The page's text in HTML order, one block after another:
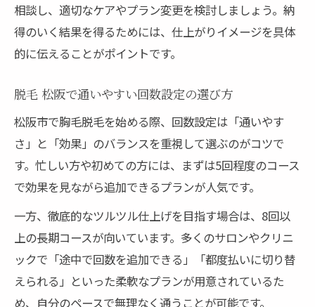
相談し、適切なケアやプラン変更を検討しましょう。納
得のいく結果を得るためには、仕上がりイメージを具体
的に伝えることがポイントです。
脱毛 松阪で通いやすい回数設定の選び方
松阪市で胸毛脱毛を始める際、回数設定は「通いやす
さ」と「効果」のバランスを重視して選ぶのがコツで
す。忙しい方や初めての方には、まずは5回程度のコース
で効果を見ながら追加できるプランが人気です。
一方、徹底的なツルツル仕上げを目指す場合は、8回以
上の長期コースが向いています。多くのサロンやクリニ
ックで「途中で回数を追加できる」「都度払いに切り替
えられる」といった柔軟なプランが用意されているた
め、自分のペースで無理なく通うことが可能です。